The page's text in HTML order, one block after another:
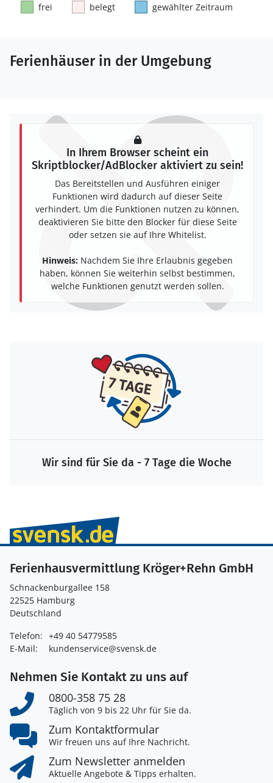
frei belegt gewählter Zeitraum
Ferienhäuser in der Umgebung
In Ihrem Browser scheint ein
Skriptblocker/AdBlocker aktiviert zu sein!
Das Bereitstellen und Ausführen einiger
Funktionen wird dadurch auf dieser Seite
verhindert. Um die Funktionen nutzen zu können,
deaktivieren Sie bitte den Blocker für diese Seite
oder setzen sie auf Ihre Whitelist.
Hinweis: Nachdem Sie Ihre Erlaubnis gegeben
haben, können Sie weiterhin selbst bestimmen,
welche Funktionen genutzt werden sollen.
Wir sind für Sie da - 7 Tage die Woche
Ferienhausvermittlung Kröger+Rehn GmbH
Schnackenburgallee 158
22525 Hamburg
Deutschland
Telefon: +49 40 54779585
E-Mail:
kundenservice@svensk.de
Nehmen Sie Kontakt zu uns auf
0800-358 75 28
Täglich von 9 bis 22 Uhr für Sie da.
Zum Kontaktformular
Wir freuen uns auf Ihre Nachricht.
Zum Newsletter anmelden
Aktuelle Angebote & Tipps erhalten.